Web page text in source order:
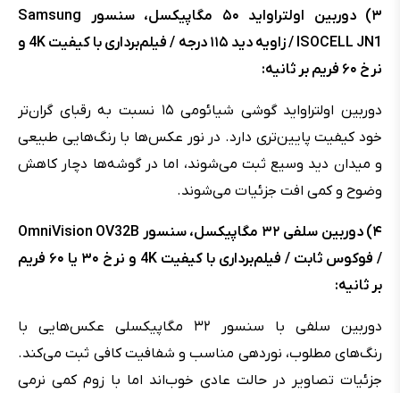
۳) دوربین اولتراواید ۵۰ مگاپیکسل، سنسور Samsung
ISOCELL JN1 / زاویه دید ۱۱۵ درجه / فیلم‌برداری با کیفیت 4K و
نرخ ۶۰ فریم بر ثانیه:
دوربین اولتراواید گوشی شیائومی ۱۵ نسبت به رقبای گران‌تر
خود کیفیت پایین‌تری دارد. در نور عکس‌ها با رنگ‌هایی طبیعی
و میدان دید وسیع ثبت می‌شوند، اما در گوشه‌ها دچار کاهش
وضوح و کمی افت جزئیات می‌شوند.
۴) دوربین سلفی ۳۲ مگاپیکسل، سنسور OmniVision OV32B
/ فوکوس ثابت / فیلم‌برداری با کیفیت 4K و نرخ ۳۰ یا ۶۰ فریم
بر ثانیه:
دوربین سلفی با سنسور ۳۲ مگاپیکسلی عکس‌هایی با
رنگ‌های مطلوب، نوردهی مناسب و شفافیت کافی ثبت می‌کند.
جزئیات تصاویر در حالت عادی خوب‌اند اما با زوم کمی نرمی